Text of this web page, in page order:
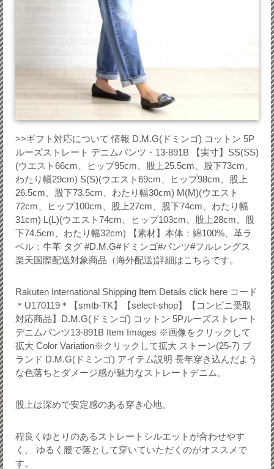
>>ギフト対応について 情報 D.M.G(ドミンゴ) コットン 5P
ルーズストレート デニムパンツ・13-891B 【実寸】SS(SS)
(ウエスト66cm、ヒップ95cm、股上25.5cm、股下73cm、
わたり幅29cm) S(S)(ウエスト69cm、ヒップ98cm、股上
26.5cm、股下73.5cm、わたり幅30cm) M(M)(ウエスト
72cm、ヒップ100cm、股上27cm、股下74cm、わたり幅
31cm) L(L)(ウエスト74cm、ヒップ103cm、股上28cm、股
下74.5cm、わたり幅32cm) 【素材】本体：綿100%、革ラ
ベル：牛革 タグ #D.M.G#ドミンゴ#パンツ#フルレングス
楽天国際配送対象商品（海外配送)詳細はこちらです。
Rakuten International Shipping Item Details click here コード
＊U170119＊【smtb-TK】【select-shop】【コンビニ受取
対応商品】D.M.G(ドミンゴ) コットン 5Pルーズストレート
デニムパンツ13-891B Item Images ※画像をクリックして
拡大 Color Variation※クリックして拡大 ストーン(25-7) ブ
ランド D.M.G(ドミンゴ) アイテム説明 長年穿き込んだよう
な色落ちとダメージ感が魅力なストレートデニム。
股上は深めで安定感のある穿き心地。
程良くゆとりのあるストレートシルエットが合わせやす
く、 ゆるく腰で落として穿いていただくのがオススメで
す。